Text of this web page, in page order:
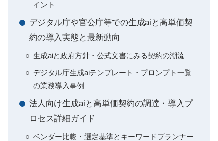
イント
デジタル庁や官公庁等での生成aiと高単価契
約の導入実態と最新動向
生成aiと政府方針・公式文書にみる契約の潮流
デジタル庁生成aiテンプレート・プロンプト一覧
の業務導入事例
法人向け生成aiと高単価契約の調達・導入プ
ロセス詳細ガイド
ベンダー比較・選定基準とキーワードプランナー